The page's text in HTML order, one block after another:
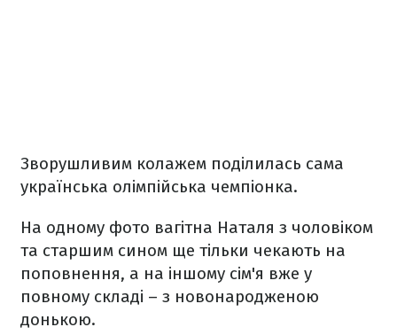
Зворушливим колажем поділилась сама
українська олімпійська чемпіонка.
На одному фото вагітна Наталя з чоловіком
та старшим сином ще тільки чекають на
поповнення, а на іншому сім'я вже у
повному складі – з новонародженою
донькою.